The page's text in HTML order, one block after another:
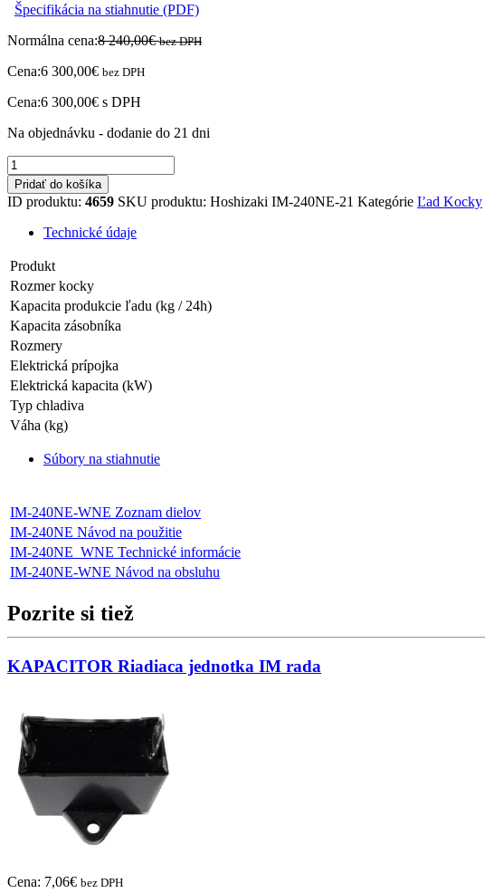
Špecifikácia na stiahnutie (PDF)
Normálna cena:8 240,00€ bez DPH
Cena:6 300,00€ bez DPH
Cena:6 300,00€ s DPH
Na objednávku - dodanie do 21 dni
množstvo
Hoshizaki
IM-
240NE-
HC-
Pridať do košíka
ID produktu: 4659 SKU produktu: Hoshizaki IM-240NE-21 Kategórie Ľad Kocky
Technické údaje
Produkt
Rozmer kocky
Kapacita produkcie ľadu (kg / 24h)
Kapacita zásobníka
Rozmery
Elektrická prípojka
Elektrická kapacita (kW)
Typ chladiva
Váha (kg)
Súbory na stiahnutie
IM-240NE-WNE Zoznam dielov
IM-240NE Návod na použitie
IM-240NE_WNE Technické informácie
IM-240NE-WNE Návod na obsluhu
Pozrite si tiež
KAPACITOR Riadiaca jednotka IM rada
Cena: 7,06€ bez DPH